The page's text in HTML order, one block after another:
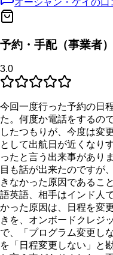
オーシャン・ケイの口
予約・手配（事業者
3.0
今回一度行った予約の日
た。何度か電話をするの
したつもりが、今度は変
として出航日が近くなり
ったと言う出来事があり
目も話が出来たのですが
きなかった原因であるこ
語英語、相手はインド人
かった原因は、日程を変
きを、オンボードクレジ
で、「プログラム変更し
を「日程変更しない」と